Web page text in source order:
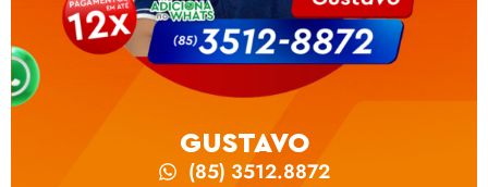
GUSTAVO
(85) 3512.8872